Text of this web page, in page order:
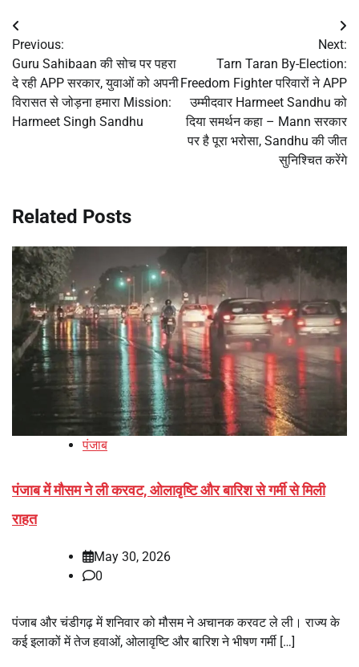
Post
navigation
Previous:
Guru Sahibaan की सोच पर पहरा
दे रही APP सरकार, युवाओं को अपनी
विरासत से जोड़ना हमारा Mission:
Harmeet Singh Sandhu
Next:
Tarn Taran By-Election:
Freedom Fighter परिवारों ने APP
उम्मीदवार Harmeet Sandhu को
दिया समर्थन कहा – Mann सरकार
पर है पूरा भरोसा, Sandhu की जीत
सुनिश्चित करेंगे
Related Posts
पंजाब
पंजाब में मौसम ने ली करवट, ओलावृष्टि और बारिश से गर्मी से मिली
राहत
May 30, 2026
0
पंजाब और चंडीगढ़ में शनिवार को मौसम ने अचानक करवट ले ली। राज्य के
कई इलाकों में तेज हवाओं, ओलावृष्टि और बारिश ने भीषण गर्मी […]